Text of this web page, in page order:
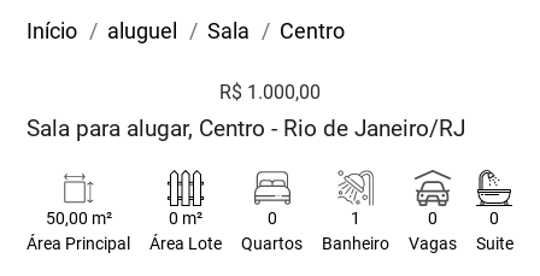
Início aluguel Sala Centro
R$ 1.000,00
Sala para alugar, Centro - Rio de Janeiro/RJ
50,00 m²
Área Principal
0 m²
Área Lote
0
Quartos
1
Banheiro
0
Vagas
0
Suite